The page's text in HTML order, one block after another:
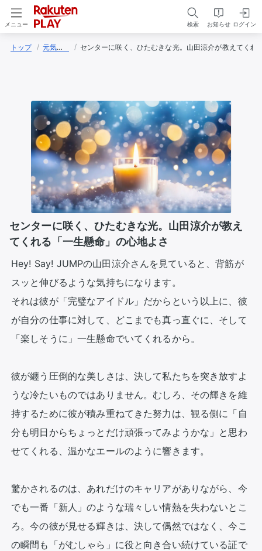
メニュー 検索 お知らせ ログイン
トップ 元気の源はコーラです センターに咲く、ひたむきな光。山田涼介が教えてくれ
センターに咲く、ひたむきな光。山田涼介が教え
てくれる「一生懸命」の心地よさ
Hey! Say! JUMPの山田涼介さんを見ていると、背筋が
スッと伸びるような気持ちになります。
それは彼が「完璧なアイドル」だからという以上に、彼
が自分の仕事に対して、どこまでも真っ直ぐに、そして
「楽しそうに」一生懸命でいてくれるから。
彼が纏う圧倒的な美しさは、決して私たちを突き放すよ
うな冷たいものではありません。むしろ、その輝きを維
持するために彼が積み重ねてきた努力は、観る側に「自
分も明日からちょっとだけ頑張ってみようかな」と思わ
せてくれる、温かなエールのように響きます。
驚かされるのは、あれだけのキャリアがありながら、今
でも一番「新人」のような瑞々しい情熱を失わないとこ
ろ。今の彼が見せる輝きは、決して偶然ではなく、今こ
の瞬間も「がむしゃら」に役と向き合い続けている証で